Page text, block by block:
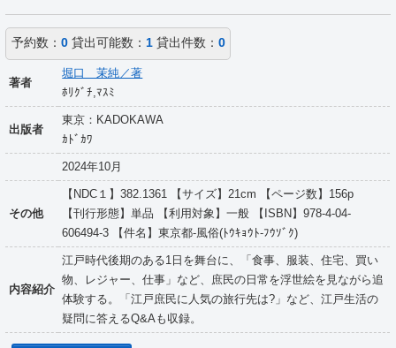
予約数： 0貸出可能数： 1貸出件数： 0
著者
堀口 茉純／著
ﾎﾘｸﾞﾁ,ﾏｽﾐ
出版者
東京：KADOKAWA
ｶﾄﾞｶﾜ
2024年10月
その他
【NDC１】382.1361 【サイズ】21cm 【ページ数】156p
【刊行形態】単品 【利用対象】一般 【ISBN】978-4-04-
606494-3 【件名】東京都-風俗(ﾄｳｷｮｳﾄ-ﾌｳｿﾞｸ)
内容紹介
江戸時代後期のある1日を舞台に、「食事、服装、住宅、買い
物、レジャー、仕事」など、庶民の日常を浮世絵を見ながら追
体験する。「江戸庶民に人気の旅行先は?」など、江戸生活の
疑問に答えるQ&Aも収録。